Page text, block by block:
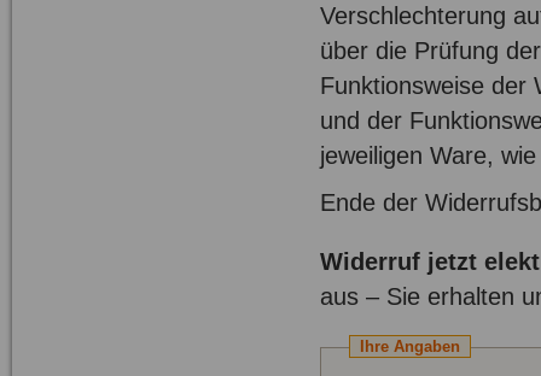
Verschlechterung
über die Prüfung
Funktionsweise der
und der
jeweiligen Ware,
Ende der
Widerruf jetzt
aus – Sie erhalten
Ihre Angaben